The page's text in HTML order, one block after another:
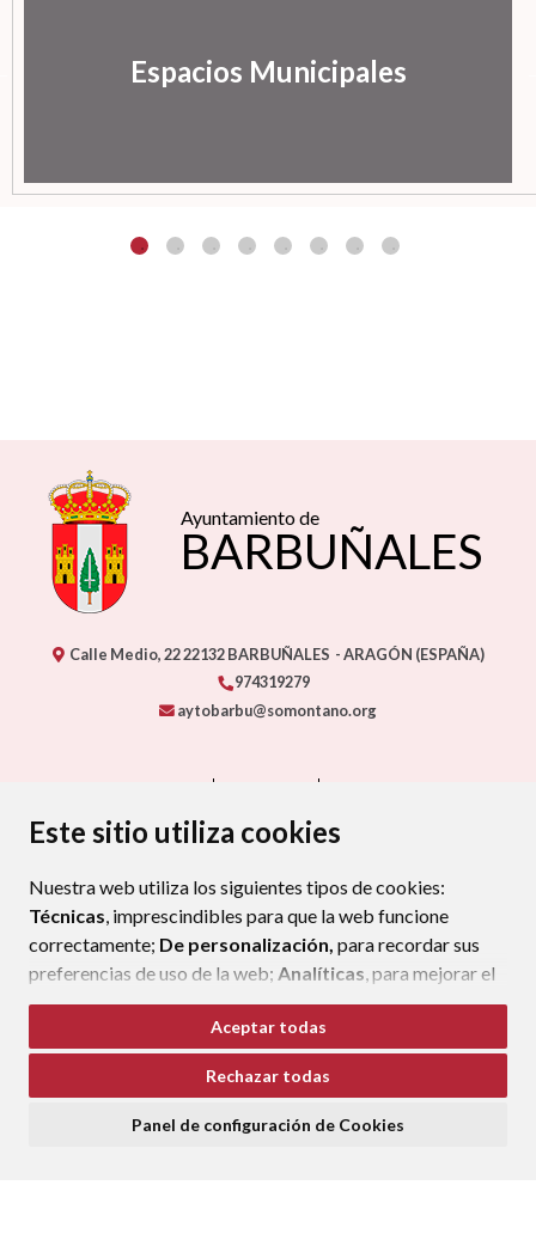
Este sitio utiliza cookies
Nuestra web utiliza los siguientes tipos de cookies:
Técnicas, imprescindibles para que la web funcione
correctamente; De personalización, para recordar sus
preferencias de uso de la web; Analíticas, para mejorar el
funcionamiento de la web y sus servicios.
Si acepta pulsando el botón“Aceptar todas”
consideramos que acepta su uso. Si pulsa el botón
ninguna acción, se guardarán las cookies técnicas
Aceptar todas
Rechazar todas
Panel de configuración de Cookies
Espacios Municipales
Ayuntamiento de
BARBUÑALES
Calle Medio, 2222132 BARBUÑALES - ARAGÓN (ESPAÑA)
974319279
aytobarbu@somontano.org
PROTECCIÓN DE DATOS
POLÍTICA DE COOKIES